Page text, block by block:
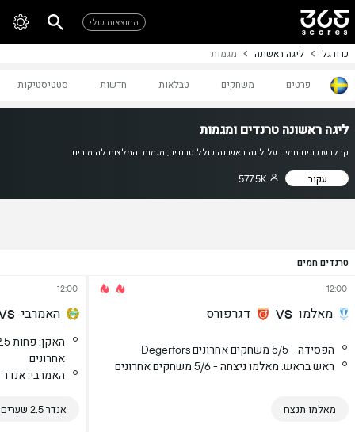
התוצאות שלי
כדורגל ליגה ראשונה מגמות
פרטים משחקים טבלאות חדשות סטטיסטיקות
ליגה ראשונה טרנדים ומגמות
קבלו עדכונים חמים על ליגה ראשונה כולל טרנדים, מגמות והמלצות להימורים
עקוב 577.5K
טרנדים חמים
12:00
מאלמו VS דגרפורס
Degerfors הפסידה - 5/5 משחקים אחרונים
ראש בראש: מאלמו ניצחה - 5/6 משחקים אחרונים
מאלמו תנצח
12:00
האמרבי
אחרונים
האמרבי: אנדר 2.5 שערים - 3/4 משחקים אחרונים
אנדר 2.5 שערים